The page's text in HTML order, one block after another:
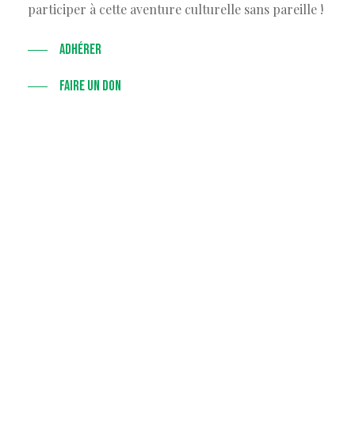
participer à cette aventure culturelle sans pareille !
ADHÉRER
FAIRE UN DON